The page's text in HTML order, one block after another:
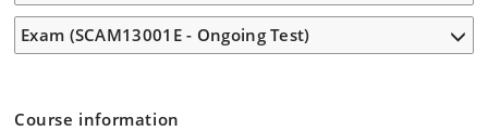
Exam (SCAM13001E - Ongoing Test)
Course information